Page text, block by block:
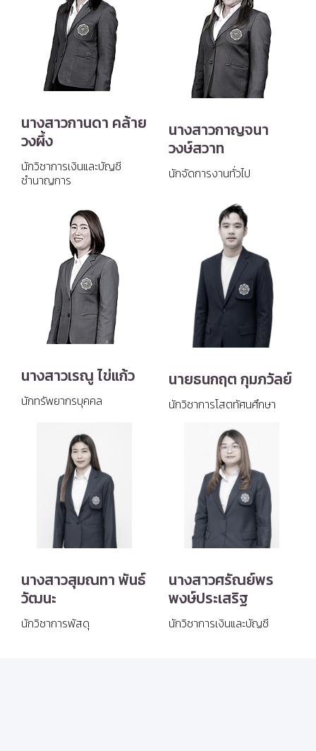
นางสาวกานดา คล้าย
วงผึ้ง
นักวิชาการเงินและบัญชี
ชำนาญการ
นางสาวกาญจนา
วงษ์สวาท
นักจัดการงานทั่วไป
นางสาวเรณู ไข่แก้ว
นักทรัพยากรบุคคล
นายธนกฤต กุมภวัลย์
นักวิชาการโสตทัศนศึกษา
นางสาวสุมณทา พันธ์
วัฒนะ
นักวิชาการพัสดุ
นางสาวศรัณย์พร
พงษ์ประเสริฐ
นักวิชาการเงินและบัญชี